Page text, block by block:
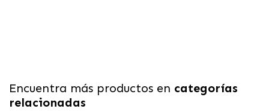
Encuentra más productos en categorías
relacionadas